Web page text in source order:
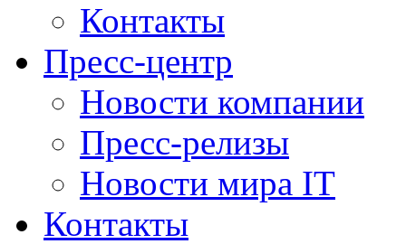
Контакты
Пресс-центр
Новости компании
Пресс-релизы
Новости мира IT
Контакты